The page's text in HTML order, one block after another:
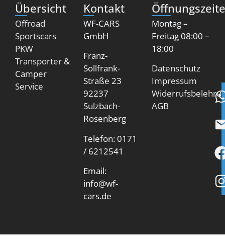
Übersicht
Offroad
Sportscars
PKW
Transporter &
Camper
Service
Kontakt
WF-CARS
GmbH
Franz-
Sollfrank-
Straße 23
92237
Sulzbach-
Rosenberg
Telefon: 0171
/ 6212541
Email:
info@wf-
cars.de
Montag –
Freitag 08:00 –
18:00
Datenschutz
Impressum
AGB